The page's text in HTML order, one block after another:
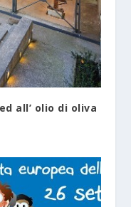
all’ olio di oliva